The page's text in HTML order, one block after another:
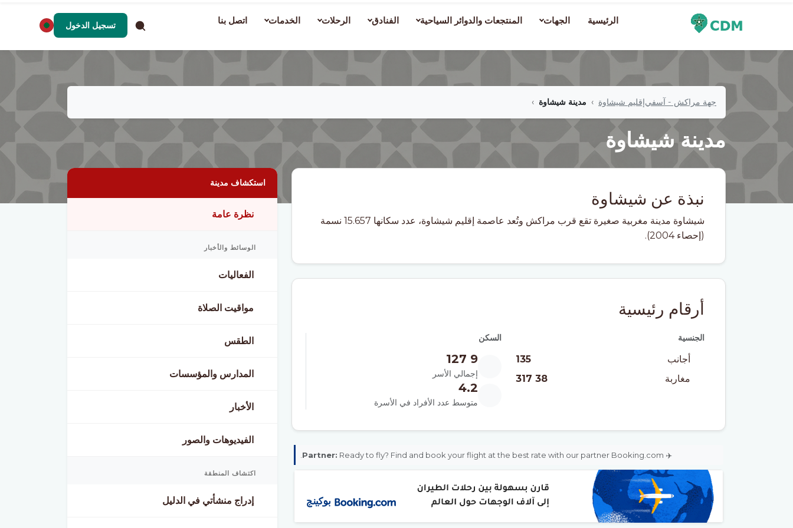
الرئيسية الجهات المنتجعات والدوائر السياحية الفنادق الرحلات الخدمات اتصل بنا تسجيل الدخول
جهة مراكش - آسفيإقليم شيشاوة مدينة شيشاوة
مدينة شيشاوة
نبذة عن شيشاوة
شيشاوة مدينة مغربية صغيرة تقع قرب مراكش وتُعد عاصمة إقليم شيشاوة، عدد سكانها 15.657 نسمة
(إحصاء 2004).
أرقام رئيسية
الجنسية
أجانب
135
مغاربة
38 317
السكن
9 127
إجمالي الأسر
4.2
متوسط عدد الأفراد في الأسرة
✈️
Partner: Ready to fly? Find and book your flight at the best rate with our partner Booking.com.
استكشاف مدينة
نظرة عامة
الوسائط والأخبار
الفعاليات
مواقيت الصلاة
الطقس
المدارس والمؤسسات
الأخبار
الفيديوهات والصور
اكتشاف المنطقة
إدراج منشأتي في الدليل